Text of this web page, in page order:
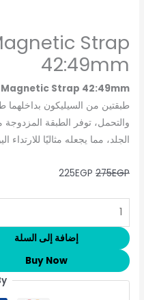
Strap
42:49mm
Magnetic Strap 42:49mm
طبقتين من السيليكون بداخلهما
والتحمل، توفر الطبقة
الجلد، مما يجعله مثاليًا
275EGP
225EGP
إضافة إلى السلة
Buy Now